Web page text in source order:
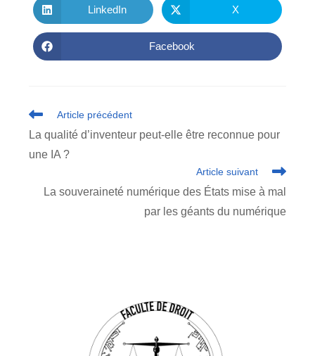
Ouvrir
dans
une
LinkedIn
Ouvrir
dans
une
X
Ouvrir
dans
Facebook
Read
articles
Article précédent
La qualité d’inventeur peut-elle être reconnue pour
une IA ?
Article suivant
La souveraineté numérique des États mise à mal
par les géants du numérique